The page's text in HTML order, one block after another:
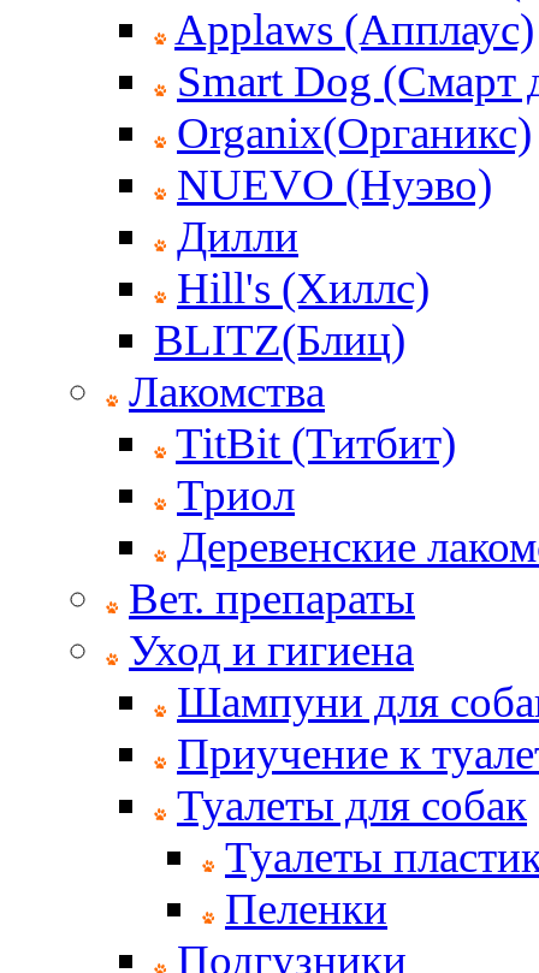
Applaws (Апплаус)
Smart Dog (Смарт
Organix(Органикс)
NUEVO (Нуэво)
Дилли
Hill's (Хиллс)
BLITZ(Блиц)
Лакомства
TitBit (Титбит)
Триол
Деревенские
Вет. препараты
Уход и гигиена
Шампуни для
Приучение к
Туалеты для собак
Туалеты
Пеленки
Подгузники